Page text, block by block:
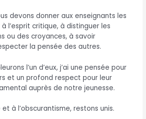
devons donner aux enseignants les
l’esprit critique, à distinguer les
ou des croyances, à savoir
la pensée des autres.
l’un d’eux, j’ai une pensée pour
et un profond respect pour leur
auprès de notre jeunesse.
à l’obscurantisme, restons unis.